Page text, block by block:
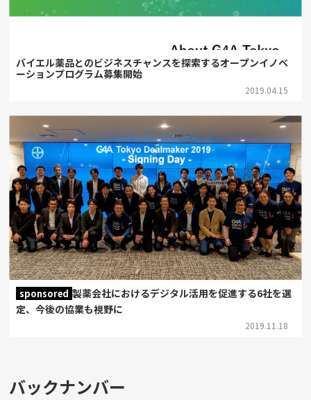
バイエル薬品とのビジネスチャンスを探索するオープンイノベ
ーションプログラム募集開始
2019.04.15
sponsored 製薬会社におけるデジタル活用を促進する6社を選
定、今後の協業も視野に
2019.11.18
バックナンバー